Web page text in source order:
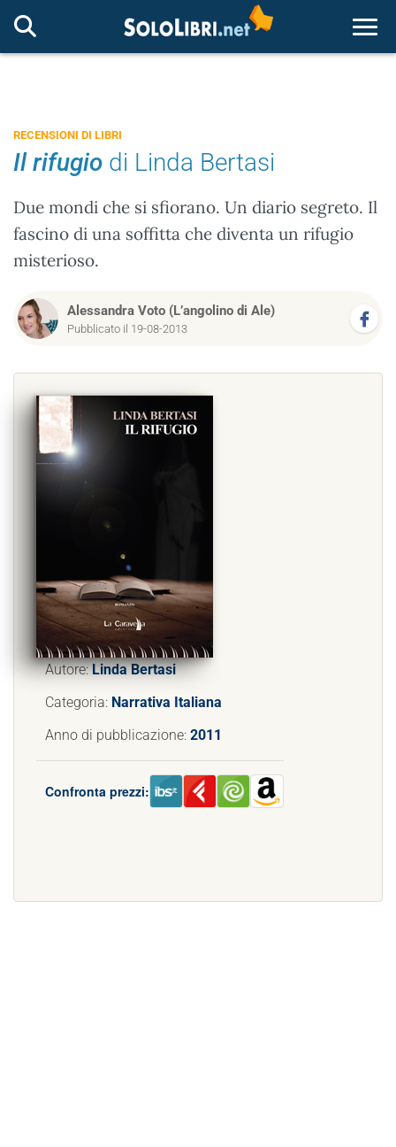
RECENSIONI DI LIBRI
Il rifugio di Linda Bertasi
Due mondi che si sfiorano. Un diario segreto. Il
fascino di una soffitta che diventa un rifugio
misterioso.
Alessandra Voto (L’angolino di Ale)
Pubblicato il 19-08-2013
Autore:Linda Bertasi
Categoria: Narrativa Italiana
Anno di pubblicazione: 2011
Confronta prezzi: